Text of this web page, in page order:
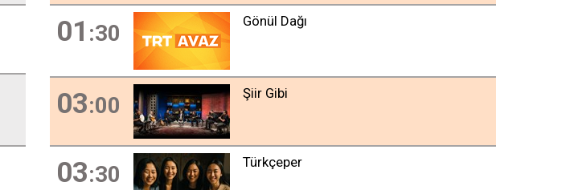
01 :30 Gönül Dağı
03:00 Şiir Gibi
03:30 Türkçeper